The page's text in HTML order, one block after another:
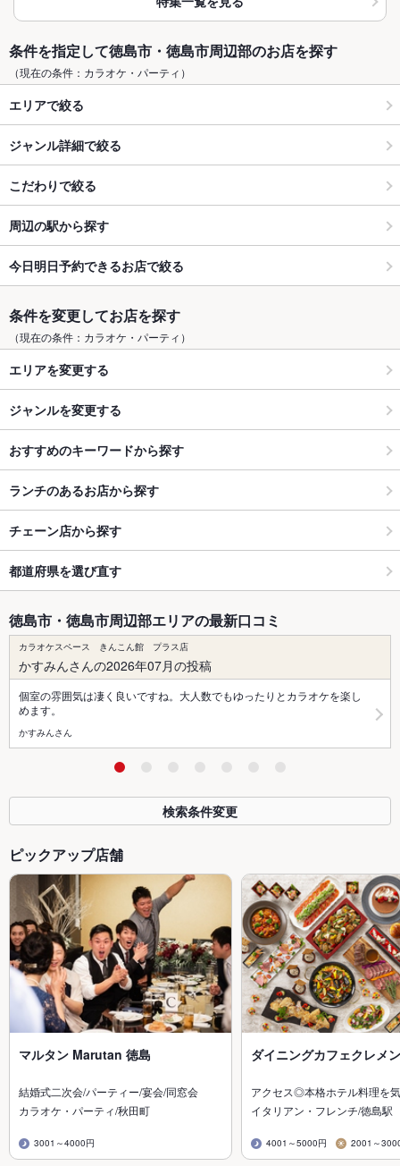
条件を指定して徳島市・徳島市周辺部のお店を探す
（現在の条件：カラオケ・パーティ）
エリアで絞る
ジャンル詳細で絞る
こだわりで絞る
周辺の駅から探す
今日明日予約できるお店で絞る
条件を変更してお店を探す
（現在の条件：カラオケ・パーティ）
エリアを変更する
ジャンルを変更する
おすすめのキーワードから探す
ランチのあるお店から探す
チェーン店から探す
都道府県を選び直す
徳島市・徳島市周辺部エリアの最新口コミ
カラオケスペース きんこん館 プラス店
かすみんさんの2026年07月の投稿
個室の雰囲気は凄く良いですね。大人数でもゆったりとカラオケを楽し
めます。
かすみんさん
検索条件変更
ピックアップ店舗
マルタン Marutan 徳島
結婚式二次会/パーティー/宴会/同窓会
カラオケ・パーティ/秋田町
3001～4000円
ダイニングカフェクレメ
アクセス◎本格ホテル料理を
イタリアン・フレンチ/徳島駅
4001～5000円 2001～